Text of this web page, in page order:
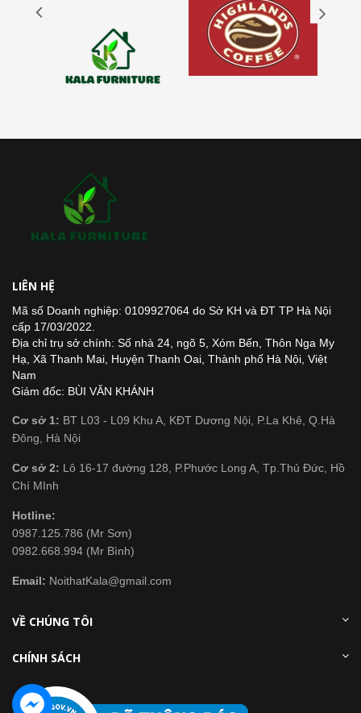
LIÊN HỆ
Mã số Doanh nghiệp: 0109927064 do Sở KH và ĐT TP Hà Nội
cấp 17/03/2022.
Địa chỉ trụ sở chính: Số nhà 24, ngõ 5, Xóm Bến, Thôn Nga My
Hạ, Xã Thanh Mai, Huyện Thanh Oai, Thành phố Hà Nội, Việt
Nam
Giám đốc: BÙI VĂN KHÁNH
Cơ sở 1: BT L03 - L09 Khu A, KĐT Dương Nội, P.La Khê, Q.Hà
Đông, Hà Nội
Cơ sở 2: Lô 16-17 đường 128, P.Phước Long A, Tp.Thủ Đức, Hồ
Chí MInh
Hotline:
0987.125.786 (Mr Sơn)
0982.668.994 (Mr Bình)
Email: NoithatKala@gmail.com
VỀ CHÚNG TÔI
CHÍNH SÁCH